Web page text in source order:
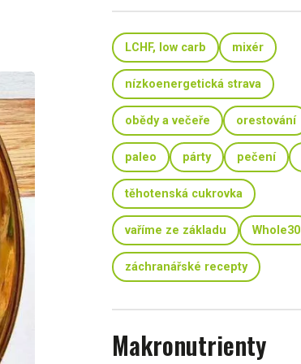
LCHF, low carb mixér
nízkoenergetická strava
obědy a večeře orestování
paleo párty pečení
těhotenská cukrovka
vaříme ze základu Whole30
záchranářské recepty
Makronutrienty